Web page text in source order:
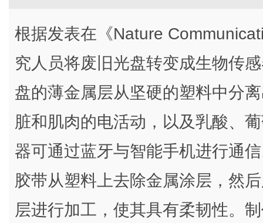
根据发表在《Nature
究人员将废旧光盘转变成生物传
盘的薄金属层从坚硬的塑料中分
脏和肌肉的电活动，以及乳酸、
器可通过蓝牙与智能手机进行通
胶带从塑料上去除金属涂层，然
层进行加工，使其具有柔韧性。